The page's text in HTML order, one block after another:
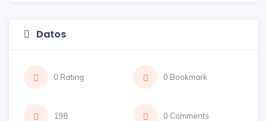
Datos
0 Rating 0 Bookmark
198 0 Comments